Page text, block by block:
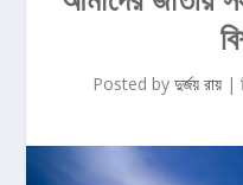
Posted by দুর্জয় রায় |